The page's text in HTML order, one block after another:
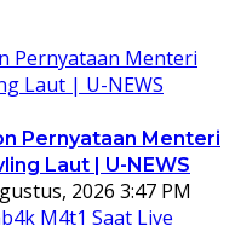
Pernyataan Menteri
Laut | U-NEWS
2026 3:47 PM